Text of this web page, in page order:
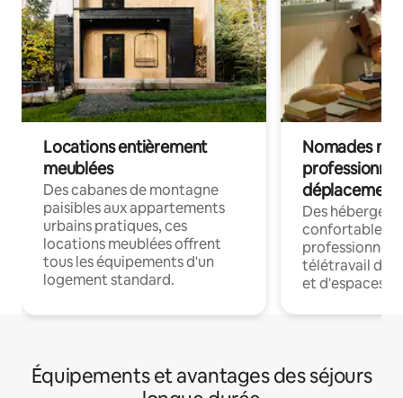
Locations entièrement
meublées
Des cabanes de montagne
paisibles aux appartements
urbains pratiques, ces
locations meublées offrent
tous les équipements d'un
logement standard.
Nomades
déplacement
Des
confortables
professionnels
télétravail
et d'espaces
Équipements et avantages des séjours